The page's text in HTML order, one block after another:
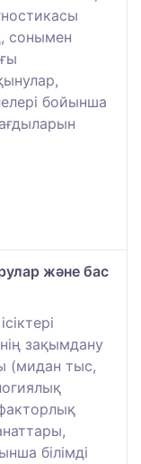
сонымен
бойынша
және бас
зақымдану
(мидан тыс,
білімді